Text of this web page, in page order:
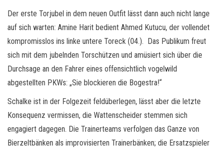
Der erste Torjubel in dem neuen Outfit lässt dann auch nicht lange
auf sich warten: Amine Harit bedient Ahmed Kutucu, der vollendet
kompromisslos ins linke untere Toreck (04.). Das Publikum freut
sich mit dem jubelnden Torschützen und amüsiert sich über die
Durchsage an den Fahrer eines offensichtlich vogelwild
abgestellten PKWs: „Sie blockieren die Bogestra!“
Schalke ist in der Folgezeit feldüberlegen, lässt aber die letzte
Konsequenz vermissen, die Wattenscheider stemmen sich
engagiert dagegen. Die Trainerteams verfolgen das Ganze von
Bierzeltbänken als improvisierten Trainerbänken; die Ersatzspieler